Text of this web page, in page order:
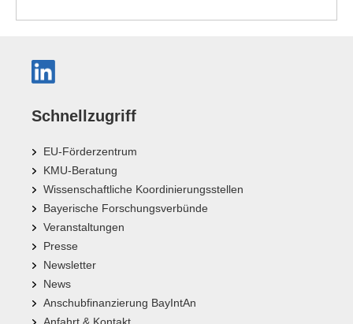
Schnellzugriff
EU-Förderzentrum
KMU-Beratung
Wissenschaftliche Koordinierungsstellen
Bayerische Forschungsverbünde
Veranstaltungen
Presse
Newsletter
News
Anschubfinanzierung BayIntAn